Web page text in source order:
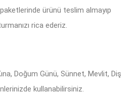
ürünü teslim almayıp
rica ederiz.
Doğum Günü, Sünnet, Mevlit, Diş
kullanabilirsiniz.